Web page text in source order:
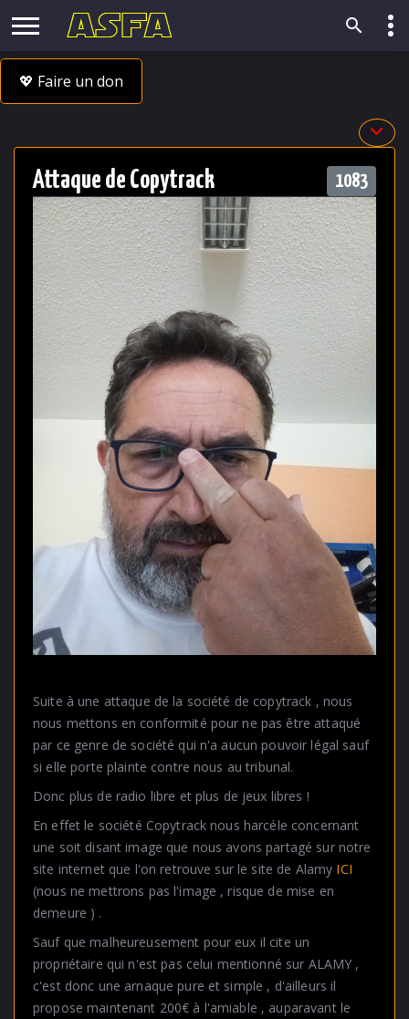
💖 Faire un don
Attaque de Copytrack 1083
Suite à une attaque de la société de copytrack , nous
nous mettons en conformité pour ne pas être attaqué
par ce genre de société qui n'a aucun pouvoir légal sauf
si elle porte plainte contre nous au tribunal.
Donc plus de radio libre et plus de jeux libres !
En effet le société Copytrack nous harcéle concernant
une soit disant image que nous avons partagé sur notre
site internet que l'on retrouve sur le site de Alamy ICI
(nous ne mettrons pas l'image , risque de mise en
demeure ) .
Sauf que malheureusement pour eux il cite un
propriétaire qui n'est pas celui mentionné sur ALAMY ,
c'est donc une arnaque pure et simple , d'ailleurs il
propose maintenant 200€ à l'amiable , auparavant le